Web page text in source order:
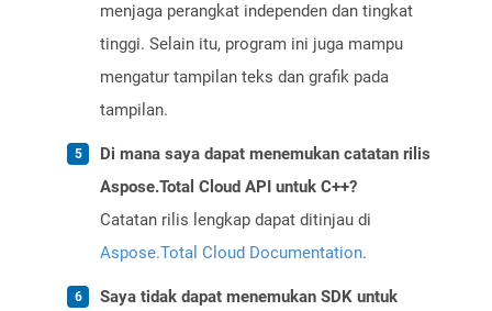
menjaga perangkat independen dan tingkat
tinggi. Selain itu, program ini juga mampu
mengatur tampilan teks dan grafik pada
tampilan.
Di mana saya dapat menemukan catatan rilis
Aspose.Total Cloud API untuk C++?
Catatan rilis lengkap dapat ditinjau di
Aspose.Total Cloud Documentation.
Saya tidak dapat menemukan SDK untuk